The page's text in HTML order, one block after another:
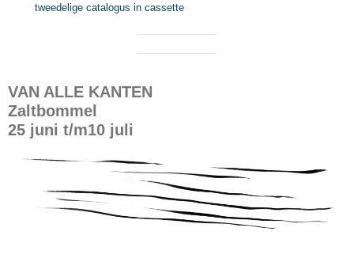
tweedelige catalogus in cassette
VAN ALLE KANTEN
Zaltbommel
25 juni t/m10 juli